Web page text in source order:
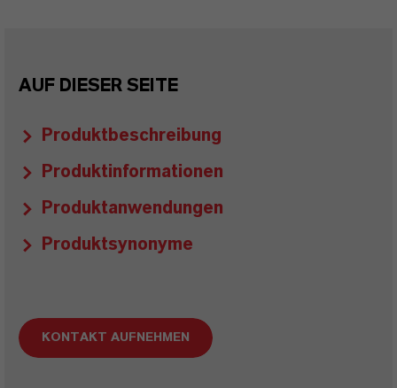
AUF DIESER SEITE
Produktbeschreibung
Produktinformationen
Produktanwendungen
Produktsynonyme
KONTAKT AUFNEHMEN